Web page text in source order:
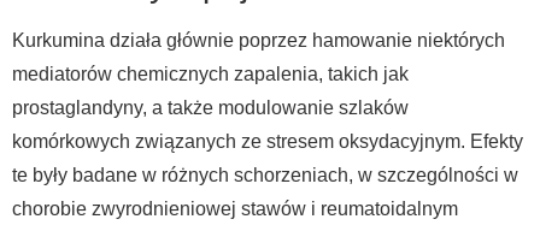
Kurkumina działa głównie poprzez hamowanie niektórych
mediatorów chemicznych zapalenia, takich jak
prostaglandyny, a także modulowanie szlaków
komórkowych związanych ze stresem oksydacyjnym. Efekty
te były badane w różnych schorzeniach, w szczególności w
chorobie zwyrodnieniowej stawów i reumatoidalnym